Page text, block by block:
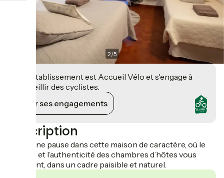
2/5
Cet établissement est Accueil Vélo et s'engage à
accueillir des cyclistes.
Voir ses engagements
Description
Faites une pause dans cette maison de caractère, où le
charme et l’authenticité des chambres d’hôtes vous
séduiront, dans un cadre paisible et naturel.